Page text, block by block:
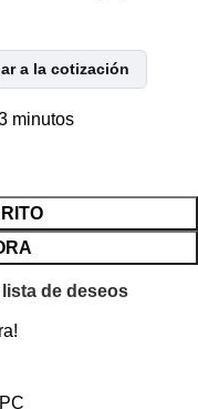
a la cotización
minutos
de deseos